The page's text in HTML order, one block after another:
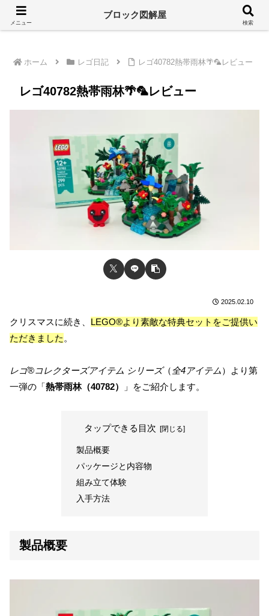
溢れるレゴ情報をシンプルに
ホーム レゴ日記 レゴ40782熱帯雨林🌴🦜レビュー
レゴ40782熱帯雨林🌴🦜レビュー
2025.02.10
クリスマスに続き、 LEGO®より素敵な特典セットをご提供い
ただきました 。
レゴ®コレクターズアイテム シリーズ（ 全4アイテム）より第
一弾の「熱帯雨林（40782） 」をご紹介します。
タップできる目次
製品概要
パッケージと内容物
組み立て体験
入手方法
製品概要
メニュー
ブロック図解屋
検索